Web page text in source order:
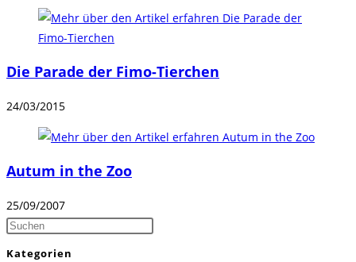
Die Parade der Fimo-Tierchen
24/03/2015
Autum in the Zoo
25/09/2007
Press
Kategorien